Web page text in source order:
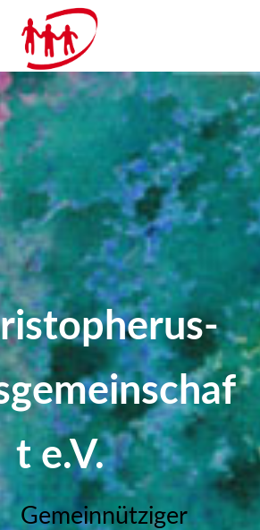
t e.V.
Gemeinnütziger